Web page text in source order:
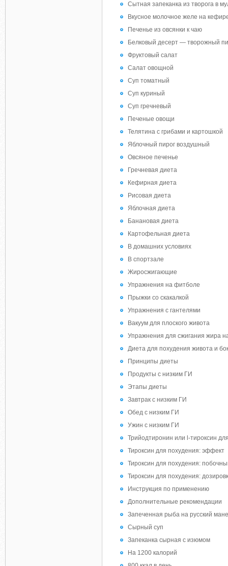
Сытная запеканка из творога в
Вкусное молочное желе на
Печенье из овсянки к чаю
Белковый десерт — творожный
Фруктовый салат
Салат овощной
Суп томатный
Суп куриный
Суп гречневый
Печеные овощи
Телятина с грибами и картошкой
Яблочный пирог воздушный
Овсяное печенье
Гречневая диета
Кефирная диета
Рисовая диета
Яблочная диета
Банановая диета
Картофельная диета
В домашних условиях
В спортзале
Жиросжигающие
Упражнения на фитболе
Прыжки со скакалкой
Упражнения с гантелями
Вакуум для плоского живота
Упражнения для сжигания жира
Диета для похудения живота и
Принципы диеты
Продукты с низким ГИ
Этапы диеты
Завтрак с низким ГИ
Обед с низким ГИ
Ужин с низким ГИ
Трийодтиронин или l-тироксин
Тироксин для похудения: эффект
Тироксин для похудения:
Тироксин для похудения:
Инструкция по применению
Дополнительные рекомендации
Запеченная рыба на русский
Сырный суп
Запеканка сырная с изюмом
На 1200 калорий